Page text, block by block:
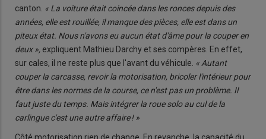
canton. « La voiture était coincée dans les ronces depuis des
années, elle est rouillée, il manque des pièces, elle est dans un
piteux état. Nous n'avons eu aucun état d'âme pour la couper en
deux », expliquent Mathieu Darchy et ses compères. En effet,
sur cales, il ne reste plus que l'avant du véhicule. « Autant
couper la carcasse, revoir la motorisation, bricoler l'intérieur pour
être dans les normes de la course, ce n'est pas un problème. Il
faut juste du temps. Mais intégrer la roue solo au cul de la
carlingue c'est une autre affaire ! »